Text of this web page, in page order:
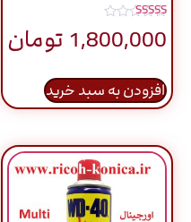
نمره
5.00
از 5
1,800,000 تومان
افزودن به سبد خرید